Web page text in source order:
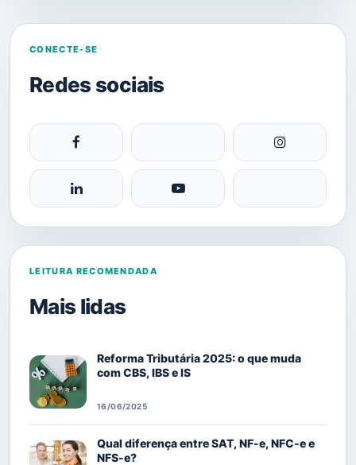
CONECTE-SE
Redes sociais
LEITURA RECOMENDADA
Mais lidas
Reforma Tributária 2025: o que muda
com CBS, IBS e IS
16/06/2025
Qual diferença entre SAT, NF-e, NFC-e e
NFS-e?